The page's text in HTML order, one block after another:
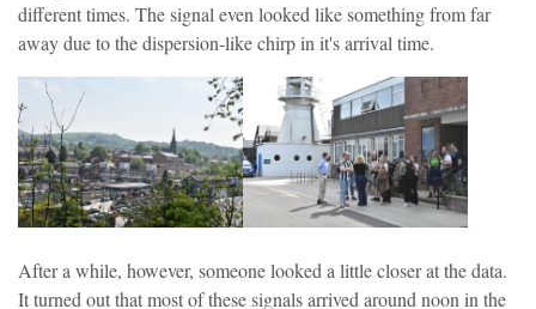
different times. The signal even looked like something from far
away due to the dispersion-like chirp in it's arrival time.
After a while, however, someone looked a little closer at the data.
It turned out that most of these signals arrived around noon in the